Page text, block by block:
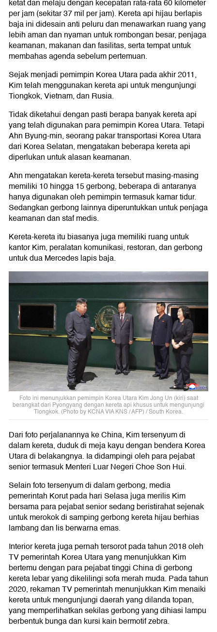
ketat dan melaju dengan kecepatan rata-rata 60 kilometer
per jam (sekitar 37 mil per jam). Kereta api hijau berlapis
baja ini didesain anti peluru dan menawarkan ruang yang
lebih aman dan nyaman untuk rombongan besar, penjaga
keamanan, makanan dan fasilitas, serta tempat untuk
membahas agenda sebelum pertemuan.
Sejak menjadi pemimpin Korea Utara pada akhir 2011,
Kim telah menggunakan kereta api untuk mengunjungi
Tiongkok, Vietnam, dan Rusia.
Tidak diketahui dengan pasti berapa banyak kereta api
yang telah digunakan para pemimpin Korea Utara. Tetapi
Ahn Byung-min, seorang pakar transportasi Korea Utara
dari Korea Selatan, mengatakan beberapa kereta api
diperlukan untuk alasan keamanan.
Ahn mengatakan kereta-kereta tersebut masing-masing
memiliki 10 hingga 15 gerbong, beberapa di antaranya
hanya digunakan oleh pemimpin termasuk kamar tidur.
Sedangkan gerbong lainnya diperuntukkan untuk penjaga
keamanan dan staf medis.
Kereta-kereta itu biasanya juga memiliki ruang untuk
kantor Kim, peralatan komunikasi, restoran, dan gerbong
untuk dua Mercedes lapis baja.
Foto ini menunjukkan pemimpin Korea Utara Kim Jong Un (kiri) saat
berangkat dari Pyongyang dengan kereta api khusus untuk mengunjungi
Tiongkok. (Photo by KCNA VIA KNS / AFP) / South Korea.
Dari foto perjalanannya ke China, Kim tersenyum di
dalam kereta, duduk di meja kayu dengan bendera Korea
Utara di belakangnya. Ia didampingi oleh para pejabat
senior termasuk Menteri Luar Negeri Choe Son Hui.
Selain foto tersenyum di dalam gerbong, media
pemerintah Korut pada hari Selasa juga merilis Kim
bersama para pejabat senior sedang beristirahat sejenak
untuk merokok di samping gerbong kereta hijau berhias
lambang dan lis berwarna emas.
Interior kereta juga pernah tersorot pada tahun 2018 oleh
TV pemerintah Korea Utara yang menunjukkan Kim
bertemu dengan para pejabat tinggi China di gerbong
kereta lebar yang dikelilingi sofa merah muda. Pada tahun
2020, rekaman TV pemerintah menunjukkan Kim menaiki
kereta untuk mengunjungi daerah yang dilanda topan,
yang memperlihatkan sekilas gerbong yang dihiasi lampu
berbentuk bunga dan kursi kain bermotif zebra.